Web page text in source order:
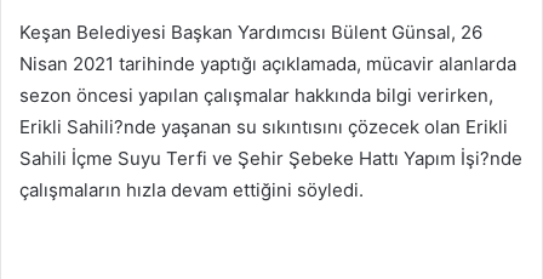
göndermek
Keşan Belediyesi Başkan Yardımcısı Bülent Günsal, 26
Nisan 2021 tarihinde yaptığı açıklamada, mücavir alanlarda
sezon öncesi yapılan çalışmalar hakkında bilgi verirken,
Erikli Sahili?nde yaşanan su sıkıntısını çözecek olan Erikli
Sahili İçme Suyu Terfi ve Şehir Şebeke Hattı Yapım İşi?nde
çalışmaların hızla devam ettiğini söyledi.